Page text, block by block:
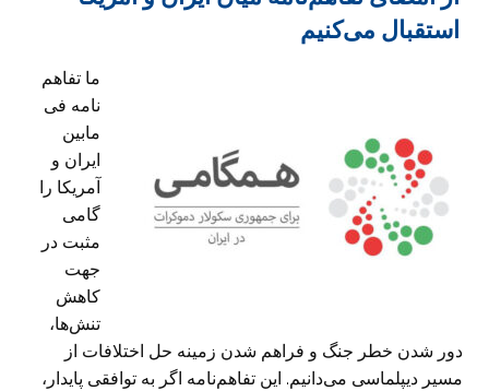
استقبال می‌کنیم
ما تفاهم
نامه فی
مابین
ایران و
آمریکا را
گامی
مثبت در
جهت
کاهش
تنش‌ها،
دور شدن خطر جنگ و فراهم شدن زمینه حل اختلافات از
مسیر دیپلماسی می‌دانیم. این تفاهم‌نامه اگر به توافقی پایدار،